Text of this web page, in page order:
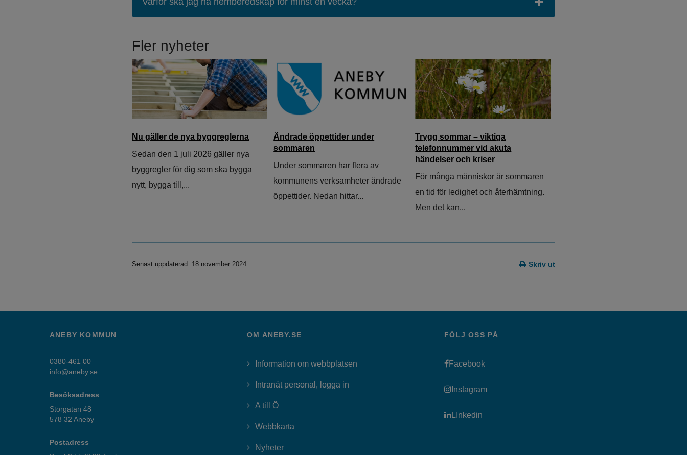
Fler nyheter
Nu gäller de nya byggreglerna
Sedan den 1 juli 2026 gäller nya
byggregler för dig som ska bygga
nytt, bygga till,...
Ändrade öppettider under
sommaren
Under sommaren har flera av
kommunens verksamheter ändrade
öppettider. Nedan hittar...
Trygg sommar – viktiga
telefonnummer vid akuta
händelser och kriser
För många människor är sommaren
en tid för ledighet och återhämtning.
Men det kan...
Skriv ut
Senast uppdaterad: 18 november 2024
ANEBY KOMMUN
0380-461 00
info@aneby.se
Besöksadress
Storgatan 48
578 32 Aneby
Postadress
OM ANEBY.SE
Information om webbplatsen
Intranät personal, logga in Länk till annan webbplats, öppnas i nytt fönster.
A till Ö
Webbkarta
Nyheter
FÖLJ OSS PÅ
FacebookLänk till annan webbplats, öppnas i nytt fönster.
InstagramLänk till annan webbplats, öppnas i nytt fönster.
LInkedin